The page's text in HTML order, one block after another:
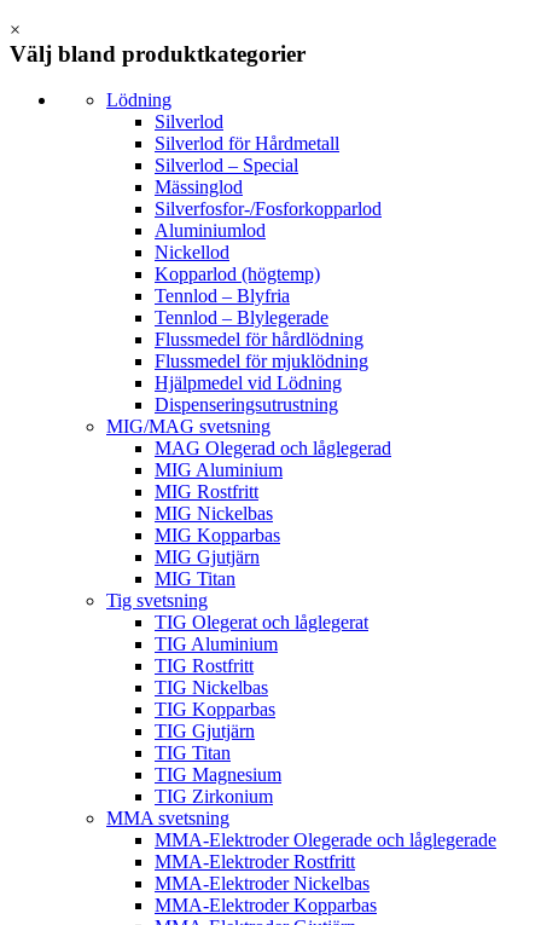
×
Välj bland produktkategorier
Lödning
Silverlod
Silverlod för Hårdmetall
Silverlod – Special
Mässinglod
Silverfosfor-/Fosforkopparlod
Aluminiumlod
Nickellod
Kopparlod (högtemp)
Tennlod – Blyfria
Tennlod – Blylegerade
Flussmedel för hårdlödning
Flussmedel för mjuklödning
Hjälpmedel vid Lödning
Dispenseringsutrustning
MIG/MAG svetsning
MAG Olegerad och låglegerad
MIG Aluminium
MIG Rostfritt
MIG Nickelbas
MIG Kopparbas
MIG Gjutjärn
MIG Titan
Tig svetsning
TIG Olegerat och låglegerat
TIG Aluminium
TIG Rostfritt
TIG Nickelbas
TIG Kopparbas
TIG Gjutjärn
TIG Titan
TIG Magnesium
TIG Zirkonium
MMA svetsning
MMA-Elektroder Olegerade och låglegerade
MMA-Elektroder Rostfritt
MMA-Elektroder Nickelbas
MMA-Elektroder Kopparbas